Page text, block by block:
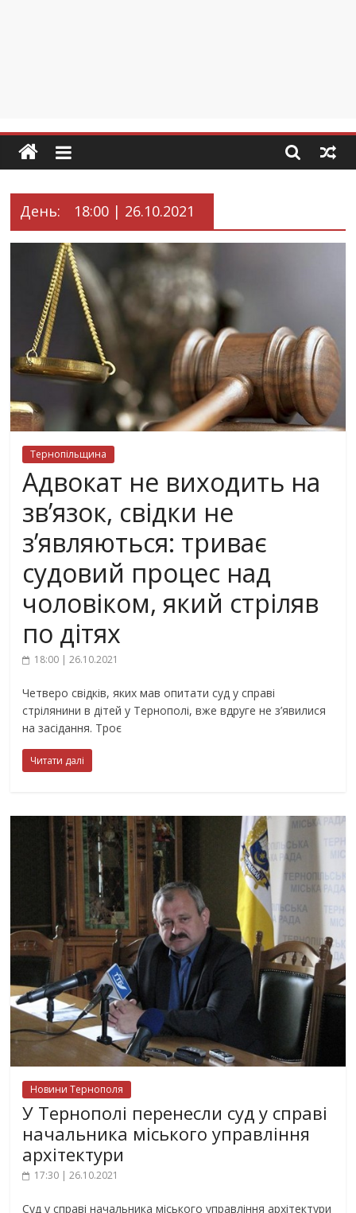
День: 18:00 | 26.10.2021
Тернопільщина
Адвокат не виходить на
зв’язок, свідки не
з’являються: триває
судовий процес над
чоловіком, який стріляв
по дітях
18:00 | 26.10.2021
Четверо свідків, яких мав опитати суд у справі
стрілянини в дітей у Тернополі, вже вдруге не з’явилися
на засідання. Троє
Читати далі
Новини Тернополя
У Тернополі перенесли суд у справі
начальника міського управління
архітектури
17:30 | 26.10.2021
Суд у справі начальника міського управління архітектури